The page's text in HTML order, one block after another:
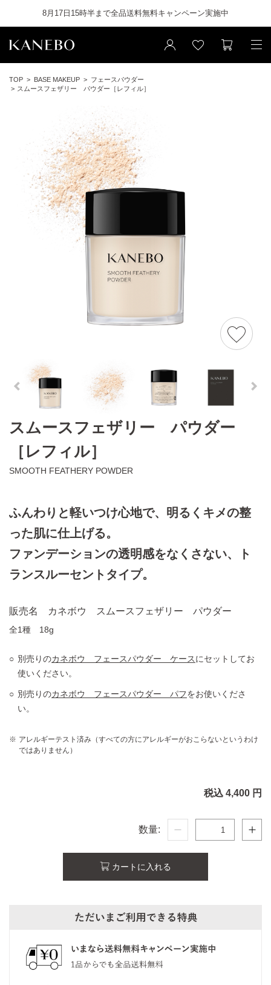
8月17日15時半まで全品送料無料キャンペーン実施中
TOP BASE MAKEUP
フェースパウダー
スムースフェザリー パウダー［レフィル］
スムースフェザリー パウダー
［レフィル］
SMOOTH FEATHERY POWDER
ふんわりと軽いつけ心地で、明るくキメの整
った肌に仕上げる。
ファンデーションの透明感をなくさない、ト
ランスルーセントタイプ。
販売名 カネボウ スムースフェザリー パウダー
全1種 18g
別売りのカネボウ フェースパウダー ケースにセットしてお
使いください。
別売りのカネボウ フェースパウダー パフをお使いくださ
い。
アレルギーテスト済み（すべての方にアレルギーがおこらないというわけ
ではありません）
税込 4,400 円
数量:
カートに入れる